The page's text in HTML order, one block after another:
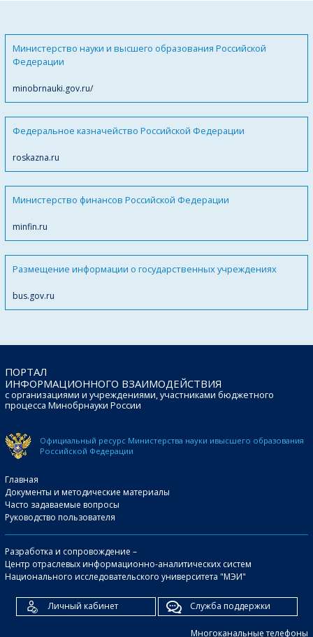
Министерство науки и высшего образования Российской
Федерации
minobrnauki.gov.ru/
Федеральное казначейство Российской Федерации
roskazna.ru
Министерство финансов Российской Федерации
minfin.ru
Размещение информации о государственных учреждениях
bus.gov.ru
ПОРТАЛ
ИНФОРМАЦИОННОГО ВЗАИМОДЕЙСТВИЯ
с организациями и учреждениями, участниками бюджетного
процесса Минобрнауки России
Официальный ресурс Министерства науки ивысшего образования
Российской Федерации
Главная
Документы и методические материалы
Часто задаваемые вопросы
Руководство пользователя
Разработка и сопровождение –
Центр отраслевых информационно-аналитических систем
Национального исследовательского университета "МЭИ"
Личный кабинет Служба поддержки
Многоканальные телефоны